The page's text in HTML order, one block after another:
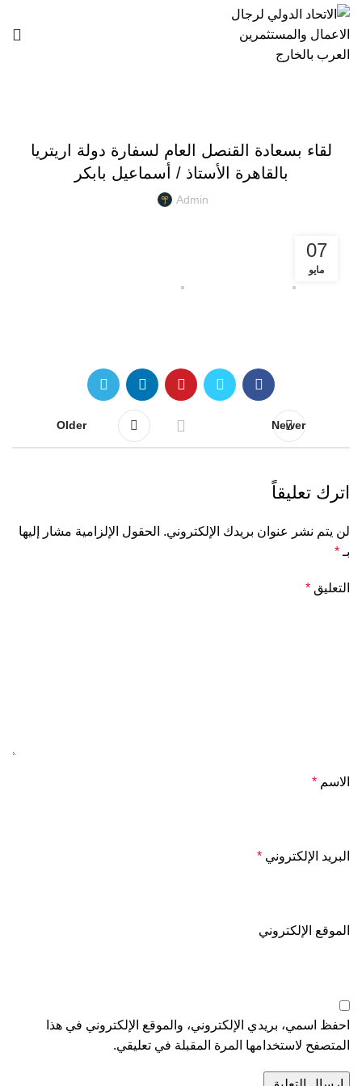
لقاء بسعادة القنصل العام لسفارة دولة اريتريا
بالقاهرة الأستاذ / أسماعيل بابكر
Admin
07
مايو
Newer
Older
اترك تعليقاً
لن يتم نشر عنوان بريدك الإلكتروني. الحقول الإلزامية مشار إليها
بـ *
التعليق *
الاسم *
البريد الإلكتروني *
الموقع الإلكتروني
احفظ اسمي، بريدي الإلكتروني، والموقع الإلكتروني في هذا
المتصفح لاستخدامها المرة المقبلة في تعليقي.